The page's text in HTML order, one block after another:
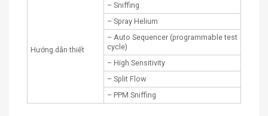
Hướng dẫn thiết
– Sniffing
– Spray Helium
– Auto Sequencer (programmable test
cycle)
– High Sensitivity
– Split Flow
– PPM Sniffing